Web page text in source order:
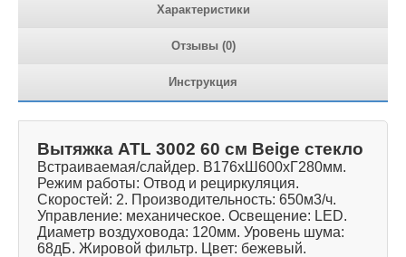
Характеристики
Отзывы (0)
Инструкция
Вытяжка ATL 3002 60 см Beige стекло
Встраиваемая/слайдер. В176хШ600хГ280мм.
Режим работы: Отвод и рециркуляция.
Скоростей: 2. Производительность: 650м3/ч.
Управление: механическое. Освещение: LED.
Диаметр воздуховода: 120мм. Уровень шума:
68дБ. Жировой фильтр. Цвет: бежевый.